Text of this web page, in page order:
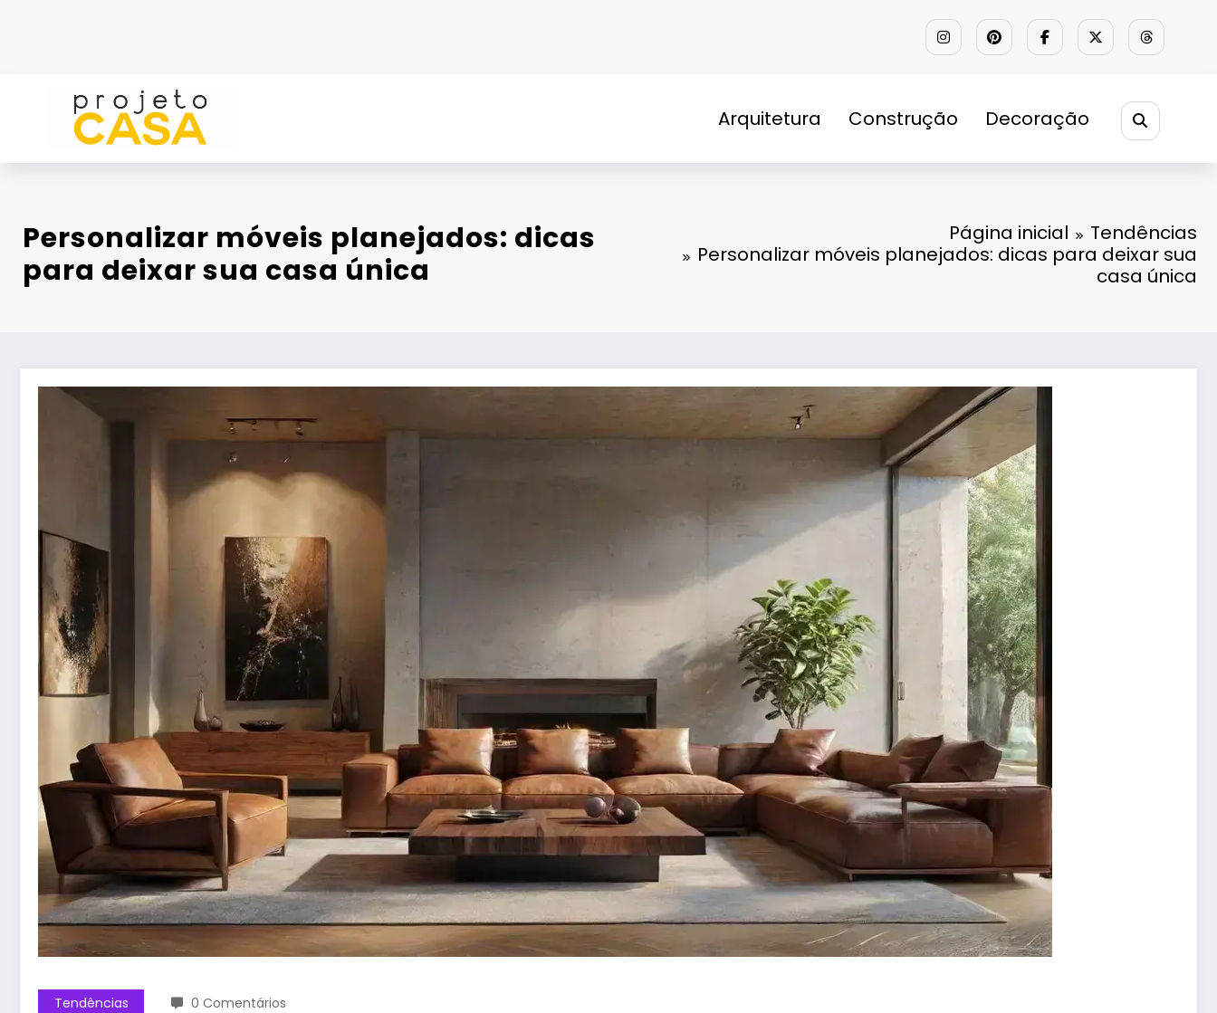
Arquitetura Construção Decoração
Personalizar móveis planejados: dicas
para deixar sua casa única
Página inicial
Tendências
Personalizar móveis planejados: dicas para deixar sua
casa única
Tendências 0 Comentários